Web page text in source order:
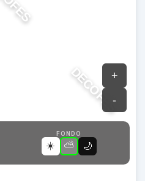
DECOFES
FONDO
☀️ ⛅ 🌙